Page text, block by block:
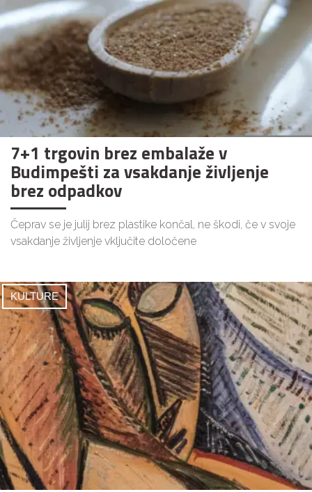
7+1 trgovin brez embalaže v
Budimpešti za vsakdanje življenje
brez odpadkov
Čeprav se je julij brez plastike končal, ne škodi, če v svoje
vsakdanje življenje vključite določene
KULTURE